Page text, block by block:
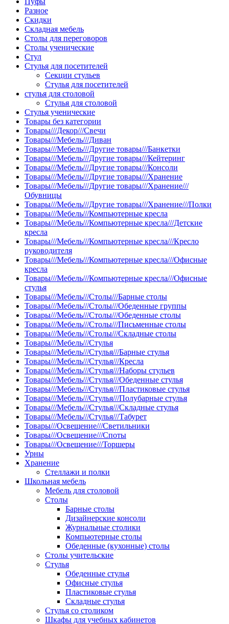
Разное
Скидки
Складная мебель
Столы для переговоров
Столы ученические
Стул
Стулья для посетителей
Секции стульев
Стулья для посетителей
стулья для столовой
Стулья для столовой
Стулья ученические
Товары без категории
Товары///Декор///Свечи
Товары///Мебель///Диван
Товары///Мебель///Другие товары///Банкетки
Товары///Мебель///Другие товары///Кейтеринг
Товары///Мебель///Другие товары///Консоли
Товары///Мебель///Другие товары///Хранение
Товары///Мебель///Другие товары///Хранение///
Обувницы
Товары///Мебель///Другие товары///Хранение///Полки
Товары///Мебель///Компьютерные кресла
Товары///Мебель///Компьютерные кресла///Детские
кресла
Товары///Мебель///Компьютерные кресла///Кресло
руководителя
Товары///Мебель///Компьютерные кресла///Офисные
кресла
Товары///Мебель///Компьютерные кресла///Офисные
стулья
Товары///Мебель///Столы///Барные столы
Товары///Мебель///Столы///Обеденные группы
Товары///Мебель///Столы///Обеденные столы
Товары///Мебель///Столы///Письменные столы
Товары///Мебель///Столы///Складные столы
Товары///Мебель///Стулья
Товары///Мебель///Стулья///Барные стулья
Товары///Мебель///Стулья///Кресла
Товары///Мебель///Стулья///Наборы стульев
Товары///Мебель///Стулья///Обеденные стулья
Товары///Мебель///Стулья///Пластиковые стулья
Товары///Мебель///Стулья///Полубарные стулья
Товары///Мебель///Стулья///Складные стулья
Товары///Мебель///Стулья///Табурет
Товары///Освещение///Светильники
Товары///Освещение///Споты
Товары///Освещение///Торшеры
Урны
Хранение
Стеллажи и полки
Школьная мебель
Мебель для столовой
Столы
Барные столы
Дизайнерские консоли
Журнальные столики
Компьютерные столы
Обеденные (кухонные) столы
Столы учительские
Стулья
Обеденные стулья
Офисные стулья
Пластиковые стулья
Складные стулья
Стулья со столиком
Шкафы для учебных кабинетов